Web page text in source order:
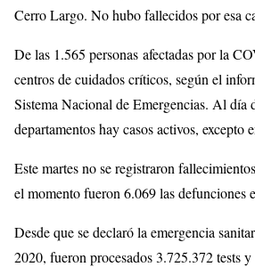
Cerro Largo. No hubo fallecidos por esa
De las 1.565 personas afectadas por la
centros de cuidados críticos, según el
Sistema Nacional de Emergencias. Al día
departamentos hay casos activos, excepto
Este martes no se registraron
el momento fueron 6.069 las defunciones
Desde que se declaró la emergencia
2020, fueron procesados 3.725.372 tests